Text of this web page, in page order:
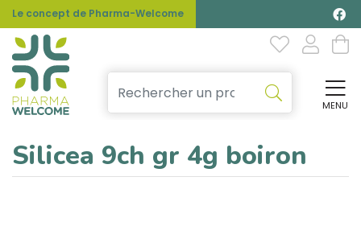
Le concept de Pharma-Welcome
MENU
Silicea 9ch gr 4g boiron